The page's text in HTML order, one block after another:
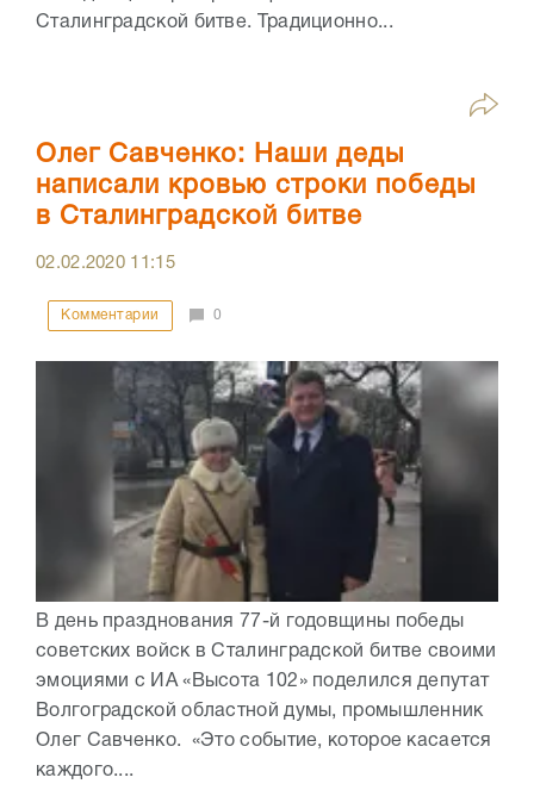
Сталинградской битве. Традиционно...
Олег Савченко: Наши деды
написали кровью строки победы
в Сталинградской битве
02.02.2020 11:15
Комментарии 0
В день празднования 77-й годовщины победы
советских войск в Сталинградской битве своими
эмоциями с ИА «Высота 102» поделился депутат
Волгоградской областной думы, промышленник
Олег Савченко. «Это событие, которое касается
каждого....